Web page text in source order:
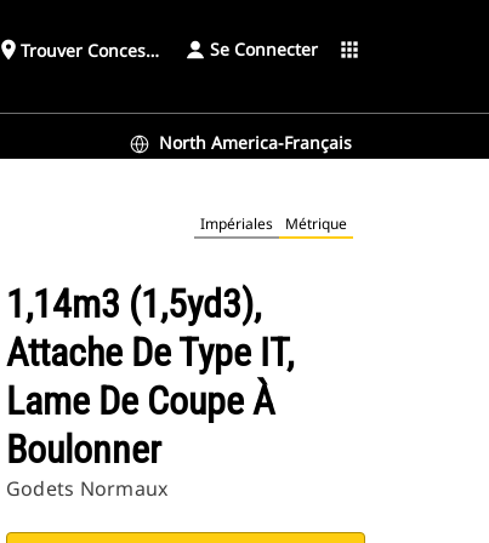
place Trouver ConcessionnaireSe Connecter apps
North America-Français
Impériales Métrique
1,14m3 (1,5yd3),
Attache De Type IT,
Lame De Coupe À
Boulonner
Godets Normaux